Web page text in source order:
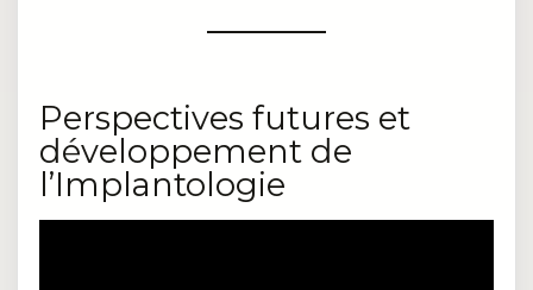
Perspectives futures et
développement de
l’Implantologie